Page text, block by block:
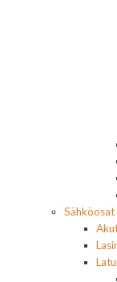
Sähköosat